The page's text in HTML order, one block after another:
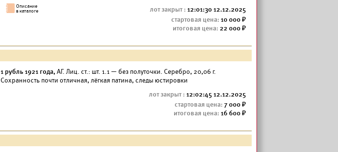
12:01:30 12.12.2025
10 000
22 000
1 рубль 1921 года,АГ. Лиц. ст.: шт. 1.1 — без полуточки. Серебро, 20,06 г.
Сохранность почти отличная, лёгкая патина, следы юстировки
12:02:45 12.12.2025
7 000
16 600